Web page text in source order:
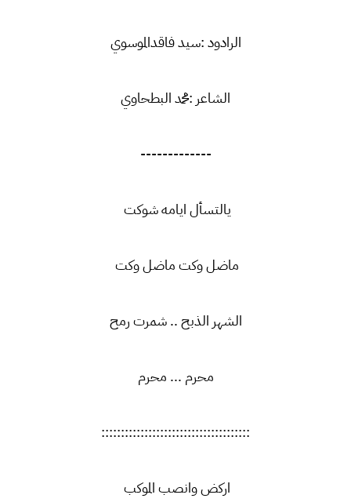
الرادود :سيد فاقدالموسوي
الشاعر :محمد البطحاوي
-------------
يالتسأل ايامه شوكت
ماضل وكت ماضل وكت
الشهر الذبح .. شمرت رمح
محرم ... محرم
::::::::::::::::::::::::::::::::::::::
اركض وانصب الموكب